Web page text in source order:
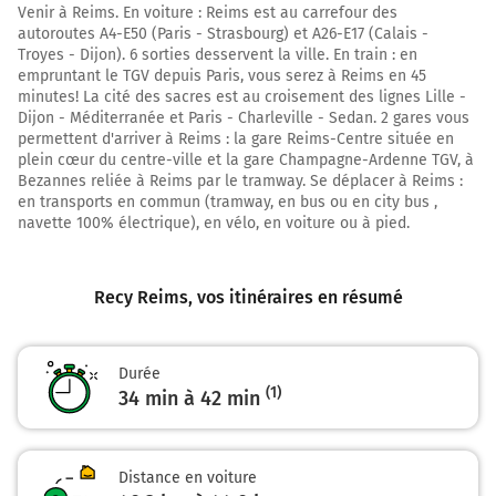
Zone Industrielle La Veuve
Au rond-point, prendre la 2ème sortie sur D21 et
continuer sur 650 mètres
9,0 km
Tourner à gauche sur la voie et continuer sur 5 mètres
Paris
9,6 km
Prendre à droite et rejoindre A4 E50. Continuer sur 26
kilomètres
Autoroute de l'Est
9,6 km
Venir à Reims. En voiture : Reims est au carrefour des
autoroutes A4-E50 (Paris - Strasbourg) et A26-E17 (Calais -
Troyes - Dijon). 6 sorties desservent la ville. En train : en
empruntant le TGV depuis Paris, vous serez à Reims en 45
minutes! La cité des sacres est au croisement des lignes Lille -
Dijon - Méditerranée et Paris - Charleville - Sedan. 2 gares vous
permettent d'arriver à Reims : la gare Reims-Centre située en
plein cœur du centre-ville et la gare Champagne-Ardenne TGV, à
Bezannes reliée à Reims par le tramway. Se déplacer à Reims :
en transports en commun (tramway, en bus ou en city bus ,
navette 100% électrique), en vélo, en voiture ou à pied.
Recy Reims, vos itinéraires en résumé
Durée
34 min à 42 min (1)
Distance en voiture